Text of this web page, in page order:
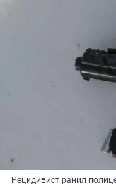
Рецидивист ранил